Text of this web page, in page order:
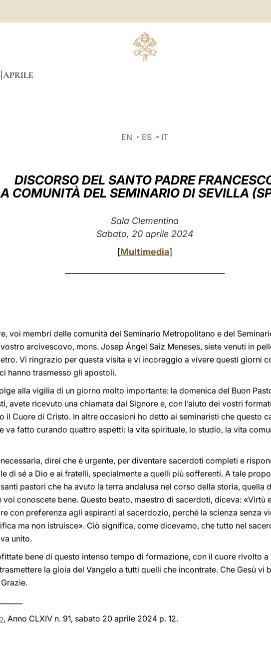
APRILE
EN - ES - IT
DISCORSO DEL SANTO PADRE
COMUNITÀ DEL SEMINARIO DI SEVILLA
Sala Clementina
Sabato, 20 aprile 2024
[Multimedia]
voi membri delle comunità del Seminario Metropolitano e del
arcivescovo, mons. Josep Ángel Saiz Meneses, siete venuti in
Vi ringrazio per questa visita e vi incoraggio a vivere questi giorni
hanno trasmesso gli apostoli.
alla vigilia di un giorno molto importante: la domenica del Buon
avete ricevuto una chiamata dal Signore e, con l’aiuto dei vostri
il Cuore di Cristo. In altre occasioni ho detto ai seminaristi che questo
va fatto curando quattro aspetti: la vita spirituale, lo studio, la vita
direi che è urgente, per diventare sacerdoti completi e
di sé a Dio e ai fratelli, specialmente a quelli più sofferenti. A tale
pastori che ha avuto la terra andalusa nel corso della storia, quella
voi conoscete bene. Questo beato, maestro di sacerdoti, diceva: «Virtù
con preferenza agli aspiranti al sacerdozio, perché la scienza senza
ma non istruisce». Ciò significa, come dicevamo, che tutto nel
unito.
bene di questo intenso tempo di formazione, con il cuore rivolto a
la gioia del Vangelo a tutti quelli che incontrate. Che Gesù vi
, Anno CLXIV n. 91, sabato 20 aprile 2024 p. 12.